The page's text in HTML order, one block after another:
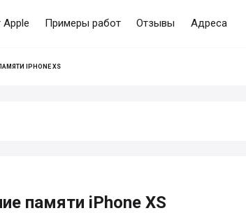
Примеры работ Отзывы Адреса
IPHONE XS
памяти iPhone XS